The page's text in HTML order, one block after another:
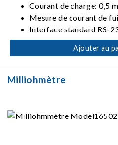
Courant de charge: 0,5
Mesure de courant de
Interface standard RS-
gestionnaire optionnelle
Ajouter au
Milliohmètre